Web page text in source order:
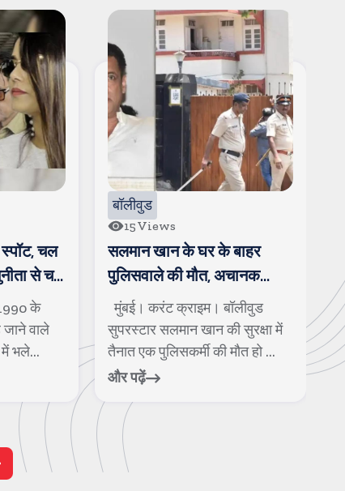
सलमान खान के घर के बाहर
पुलिसवाले की मौत, अचानक
बीमार पडकर गिर पडे
मुंबई। करंट क्राइम। बॉलीवुड
सुपरस्टार सलमान खान की सुरक्षा में
तैनात एक पुलिसकर्मी की मौत हो ...
खाने की टेबिल
निरहुआ में हुई
कहा, अब इज्जत
मुंबई। करंट
के हालिया एपिसोड
काफी हंगामा देखने